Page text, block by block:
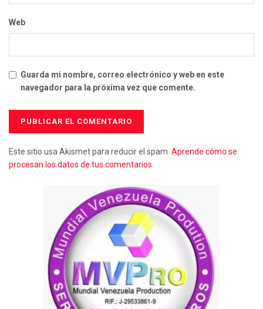
Web
Guarda mi nombre, correo electrónico y web en este
navegador para la próxima vez que comente.
Este sitio usa Akismet para reducir el spam. Aprende cómo se
procesan los datos de tus comentarios.